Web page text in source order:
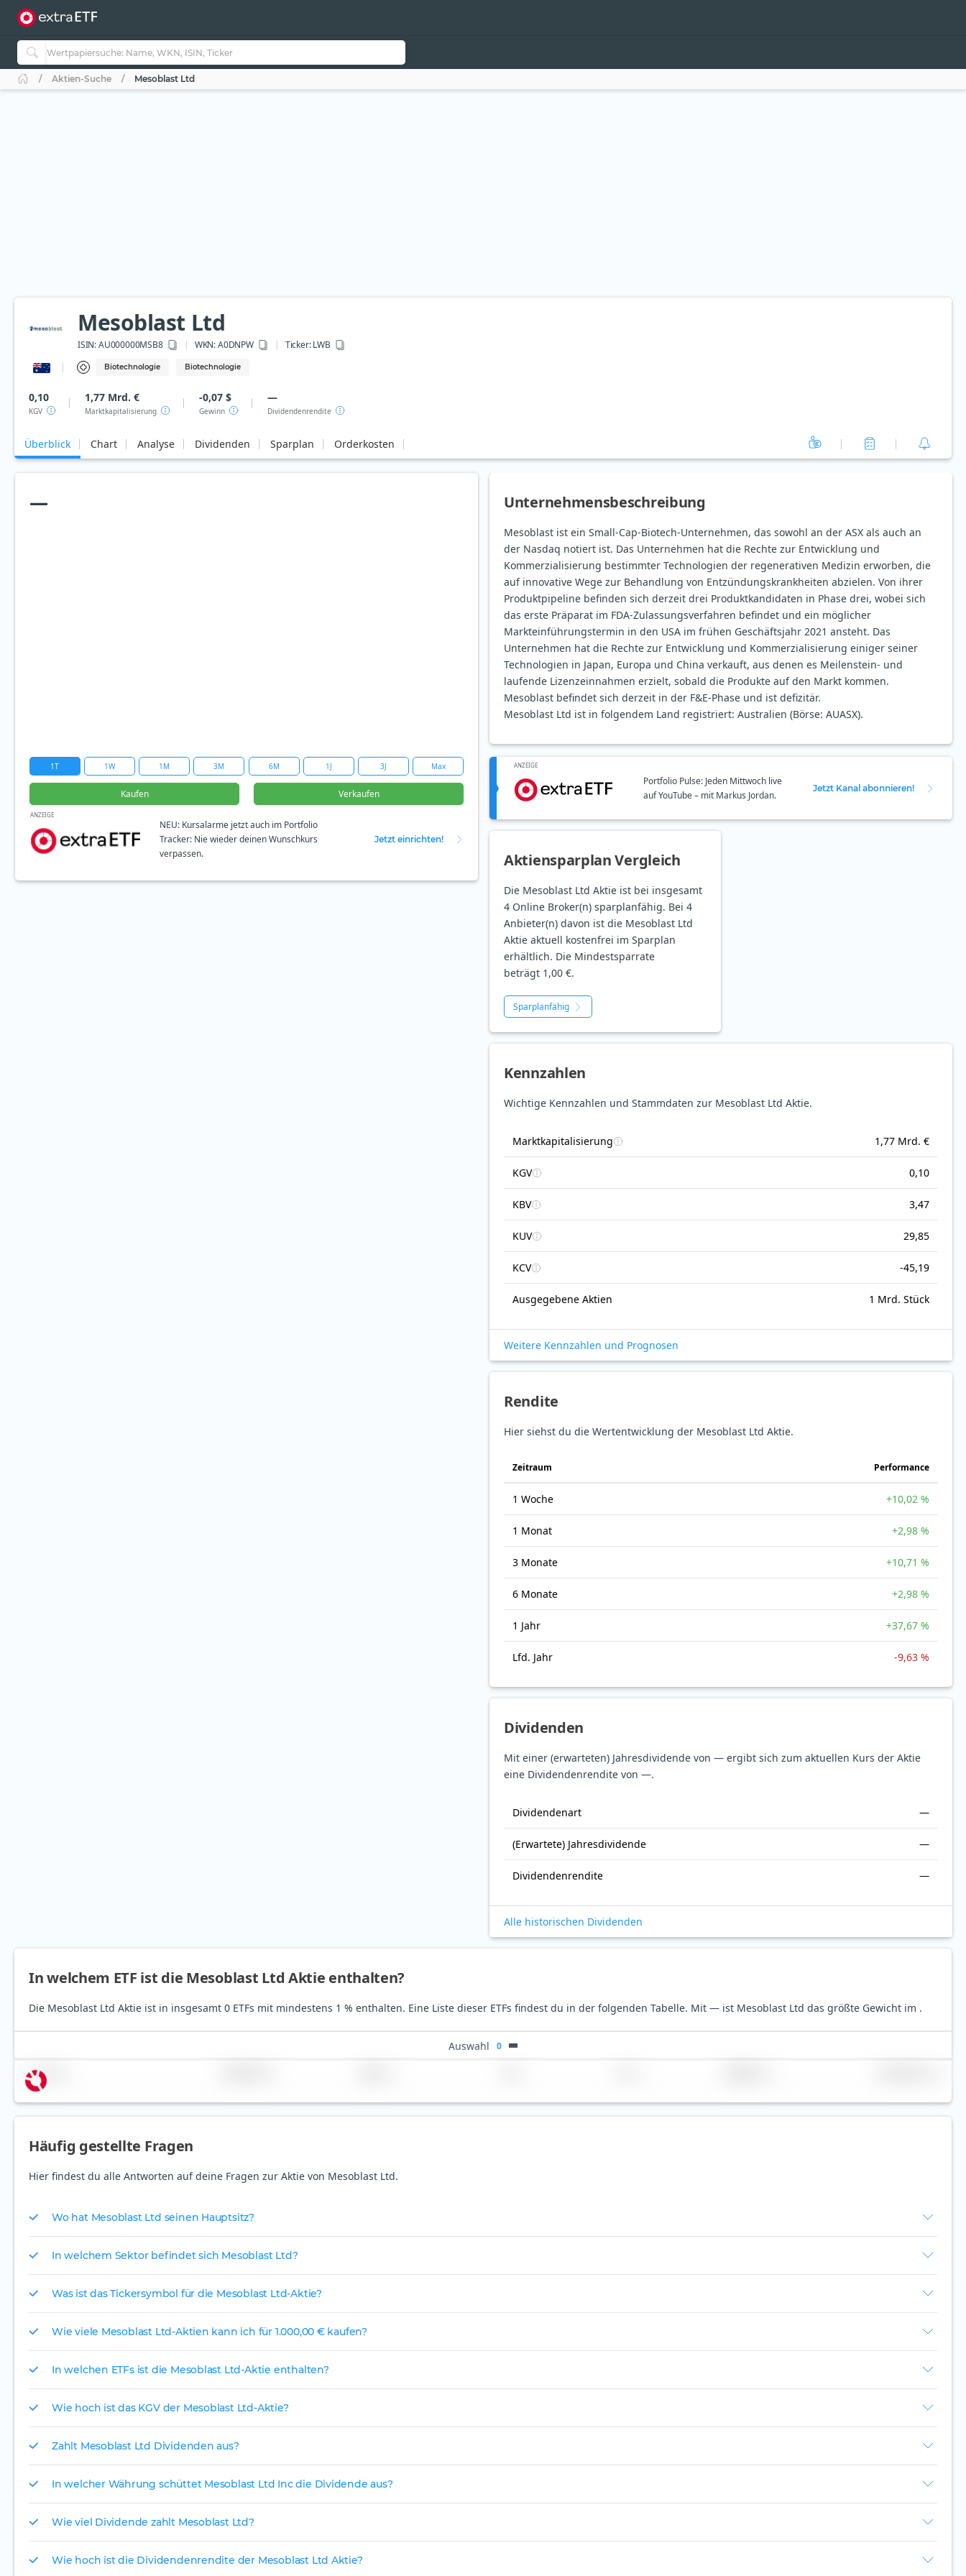
Aktien-Suche Mesoblast Ltd
Mesoblast Ltd
ISIN:AU000000MSB8 WKN: A0DNPW Ticker:LWB
Biotechnologie Biotechnologie
0,10
KGV
1,77 Mrd. €
Marktkapitalisierung
-0,07 $
Gewinn
—
Dividendenrendite
Überblick Chart Analyse Dividenden Sparplan Orderkosten
—
1T 1W 1M 3M 6M 1J 3J Max
Kaufen Verkaufen
ANZEIGE
NEU: Kursalarme jetzt auch im Portfolio
Tracker: Nie wieder deinen Wunschkurs
verpassen.
Jetzt einrichten!
Unternehmensbeschreibung
Mesoblast ist ein Small-Cap-Biotech-Unternehmen, das sowohl an der ASX als auch an
der Nasdaq notiert ist. Das Unternehmen hat die Rechte zur Entwicklung und
Kommerzialisierung bestimmter Technologien der regenerativen Medizin erworben, die
auf innovative Wege zur Behandlung von Entzündungskrankheiten abzielen. Von ihrer
Produktpipeline befinden sich derzeit drei Produktkandidaten in Phase drei, wobei sich
das erste Präparat im FDA-Zulassungsverfahren befindet und ein möglicher
Markteinführungstermin in den USA im frühen Geschäftsjahr 2021 ansteht. Das
Unternehmen hat die Rechte zur Entwicklung und Kommerzialisierung einiger seiner
Technologien in Japan, Europa und China verkauft, aus denen es Meilenstein- und
laufende Lizenzeinnahmen erzielt, sobald die Produkte auf den Markt kommen.
Mesoblast befindet sich derzeit in der F&E-Phase und ist defizitär.
Mesoblast Ltd ist in folgendem Land registriert: Australien (Börse: AUASX).
ANZEIGE
Portfolio Pulse: Jeden Mittwoch live
auf YouTube – mit Markus Jordan.
Jetzt Kanal abonnieren!
Aktiensparplan Vergleich
Die Mesoblast Ltd Aktie ist bei insgesamt
4 Online Broker(n) sparplanfähig. Bei 4
Anbieter(n) davon ist die Mesoblast Ltd
Aktie aktuell kostenfrei im Sparplan
erhältlich. Die Mindestsparrate
beträgt 1,00 €.
Sparplanfähig
Kennzahlen
Wichtige Kennzahlen und Stammdaten zur Mesoblast Ltd Aktie.
Marktkapitalisierung 1,77 Mrd. €
KGV 0,10
KBV 3,47
KUV 29,85
KCV -45,19
Ausgegebene Aktien 1 Mrd. Stück
Weitere Kennzahlen und Prognosen
Rendite
Hier siehst du die Wertentwicklung der Mesoblast Ltd Aktie.
Zeitraum Perfor­mance
1 Woche +10,02 %
1 Monat +2,98 %
3 Monate +10,71 %
6 Monate +2,98 %
1 Jahr +37,67 %
Lfd. Jahr -9,63 %
Dividenden
Mit einer (erwarteten) Jahresdividende von — ergibt sich zum aktuellen Kurs der Aktie
eine Dividendenrendite von —.
Dividendenart —
(Erwartete) Jahresdividende —
Dividendenrendite —
Alle historischen Dividenden
In welchem ETF ist die Mesoblast Ltd Aktie enthalten?
Die Mesoblast Ltd Aktie ist in insgesamt 0 ETFs mit mindestens 1 % enthalten. Eine Liste dieser ETFs findest du in der folgenden Tabelle. Mit — ist Mesoblast Ltd das größte Gewicht im .
Auswahl 0
Name
Häufig gestellte Fragen
Hier findest du alle Antworten auf deine Fragen zur Aktie von Mesoblast Ltd.
Wo hat Mesoblast Ltd seinen Hauptsitz?
In welchem Sektor befindet sich Mesoblast Ltd?
Was ist das Tickersymbol für die Mesoblast Ltd-Aktie?
Wie viele Mesoblast Ltd-Aktien kann ich für 1.000,00 € kaufen?
In welchen ETFs ist die Mesoblast Ltd-Aktie enthalten?
Wie hoch ist das KGV der Mesoblast Ltd-Aktie?
Zahlt Mesoblast Ltd Dividenden aus?
In welcher Währung schüttet Mesoblast Ltd Inc die Dividende aus?
Wie viel Dividende zahlt Mesoblast Ltd?
Wie hoch ist die Dividendenrendite der Mesoblast Ltd Aktie?